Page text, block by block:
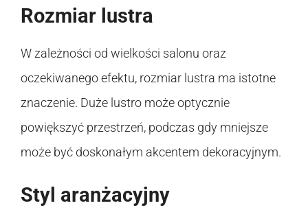
Rozmiar lustra
W zależności od wielkości salonu oraz
oczekiwanego efektu, rozmiar lustra ma istotne
znaczenie. Duże lustro może optycznie
powiększyć przestrzeń, podczas gdy mniejsze
może być doskonałym akcentem dekoracyjnym.
Styl aranżacyjny